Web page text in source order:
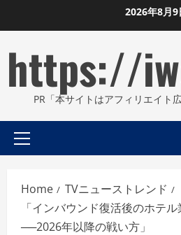
to
2026年8月9
https://
PR「本サイトはアフィリエイト
Primary
Home
TVニューストレンド
「インバウンド復活後のホテ
──2026年以降の戦い方」